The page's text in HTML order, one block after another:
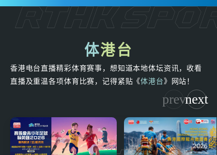
体港台
香港电台直播精彩体育赛事，想知道本地体坛资讯，收看
直播及重温各项体育比赛，记得紧贴《体港台》网站！